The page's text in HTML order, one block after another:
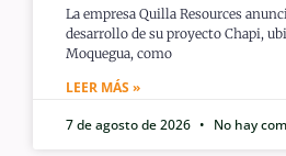
La empresa Quilla Resources
desarrollo de su proyecto Chapi,
Moquegua, como
LEER MÁS »
7 de agosto de 2026
No hay